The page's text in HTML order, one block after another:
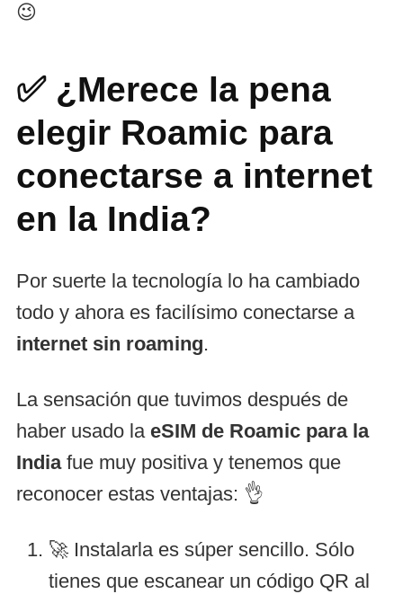
😉
✅ ¿Merece la pena
elegir Roamic para
conectarse a internet
en la India?
Por suerte la tecnología lo ha cambiado
todo y ahora es facilísimo conectarse a
internet sin roaming.
La sensación que tuvimos después de
haber usado la eSIM de Roamic para la
Indiafue muy positiva y tenemos que
reconocer estas ventajas: 👌
🚀 Instalarla es súper sencillo. Sólo
tienes que escanear un código QR al